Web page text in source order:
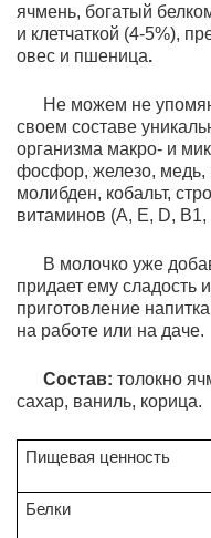
ячмень, богатый
и клетчаткой (4-5%),
овес и пшеница.
Не можем не
своем составе
организма макро- и
фосфор, железо, медь,
молибден, кобальт,
витаминов (А, Е, D, B1,
В молочко уже
придает ему сладость
приготовление
на работе или на даче.
Состав: толокно
сахар, ваниль, корица.
Пищевая ценность
Белки